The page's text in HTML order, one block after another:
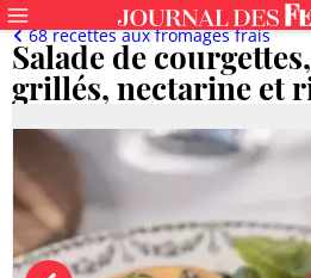
Salade de
grillés, nectarine et
68 recettes aux fromages frais